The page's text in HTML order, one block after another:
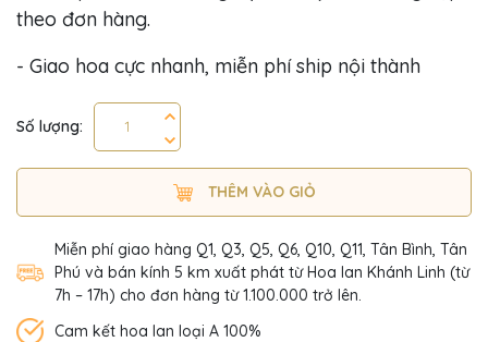
theo đơn hàng.
- Giao hoa cực nhanh, miễn phí ship nội thành
Số lượng:
THÊM VÀO GIỎ
Miễn phí giao hàng Q1, Q3, Q5, Q6, Q10, Q11, Tân Bình, Tân
Phú và bán kính 5 km xuất phát từ Hoa lan Khánh Linh (từ
7h – 17h) cho đơn hàng từ 1.100.000 trở lên.
Cam kết hoa lan loại A 100%